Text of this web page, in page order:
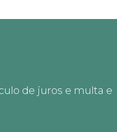
de juros e multa e